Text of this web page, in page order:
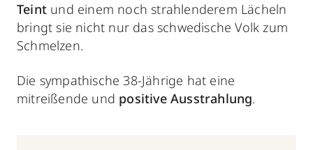
Teint und einem noch strahlenderem Lächeln
bringt sie nicht nur das schwedische Volk zum
Schmelzen.
Die sympathische 38-Jährige hat eine
mitreißende und positive Ausstrahlung.